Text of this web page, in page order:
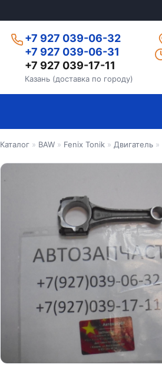
+7 927 039-06-32
+7 927 039-06-31
+7 927 039-17-11
Казань (доставка по городу)
Каталог » BAW » Fenix Tonik » Двигатель »